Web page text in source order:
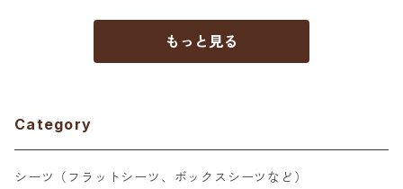
露産業 ホテル
旅館 民宿 民泊
もっと見る
Category
シーツ（フラットシーツ、ボックスシーツなど）